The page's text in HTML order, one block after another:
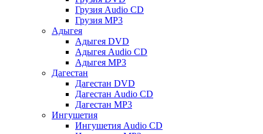
Грузия Audio CD
Грузия MP3
Адыгея
Адыгея DVD
Адыгея Audio CD
Адыгея MP3
Дагестан
Дагестан DVD
Дагестан Audio CD
Дагестан MP3
Ингушетия
Ингушетия Audio CD